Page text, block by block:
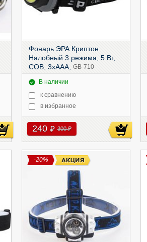
Фонарь ЭРА Криптон
Налобный 3 режима, 5 Вт,
СОВ, 3хААА, GB-710
В наличии
к сравнению
в избранное
240 руб 300руб
-20%